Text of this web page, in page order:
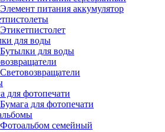
Элемент питания аккумулятор
Этикетпистолет
для воды
Бутылки для воды
Световозвращатели
для фотопечати
Бумага для фотопечати
Фотоальбом семейный